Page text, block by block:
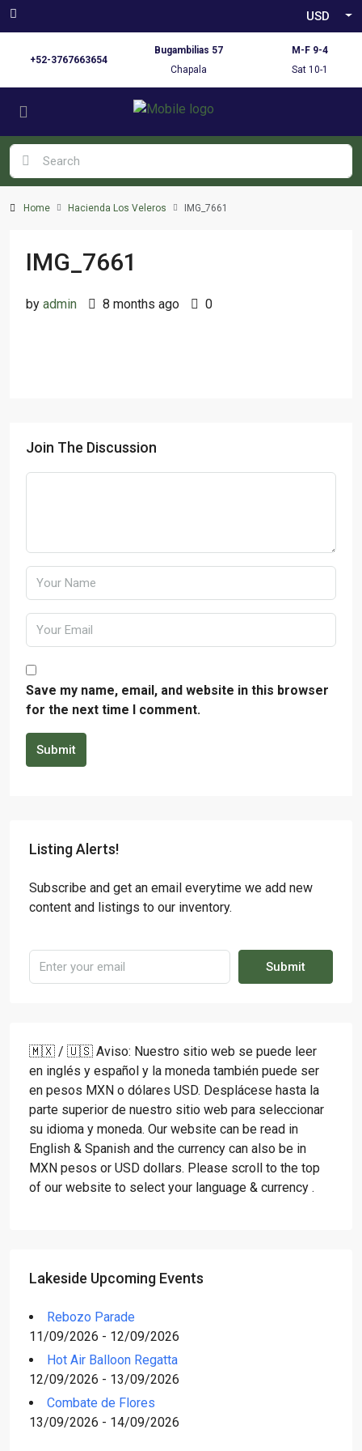
USD
+52-3767663654
Bugambilias 57
Chapala
M-F 9-4
Sat 10-1
Home Hacienda Los Veleros IMG_7661
IMG_7661
by admin 8 months ago 0
Join The Discussion
Save my name, email, and website in this browser
for the next time I comment.
Submit
Listing Alerts!
Subscribe and get an email everytime we add new
content and listings to our inventory.
Submit
🇲🇽 / 🇺🇸 Aviso: Nuestro sitio web se puede leer
en inglés y español y la moneda también puede ser
en pesos MXN o dólares USD. Desplácese hasta la
parte superior de nuestro sitio web para seleccionar
su idioma y moneda. Our website can be read in
English & Spanish and the currency can also be in
MXN pesos or USD dollars. Please scroll to the top
of our website to select your language & currency .
Lakeside Upcoming Events
Rebozo Parade
11/09/2026 - 12/09/2026
Hot Air Balloon Regatta
12/09/2026 - 13/09/2026
Combate de Flores
13/09/2026 - 14/09/2026